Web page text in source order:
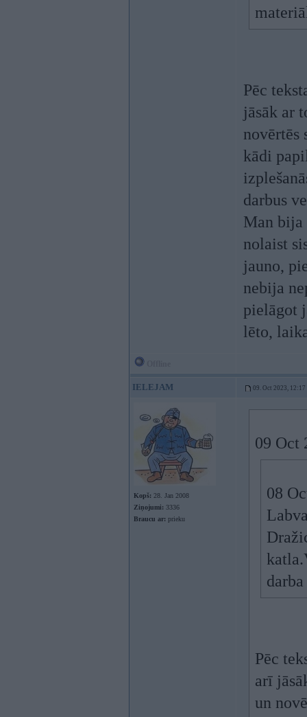
Pēc
jāsāk ar
novērtēs
kādi
darbus
Man bija
nolaist
jauno,
nebija
pielāgot
lēto,
IELEJAM 09. Oct 2023, 12:17
Kopš: 28. Jan 2008
Ziņojumi: 3336
Braucu ar: prieku
09 Oct
08
Pēc
arī
un